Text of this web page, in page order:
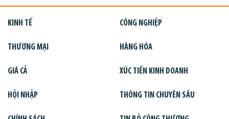
KINH TẾ CÔNG NGHIỆP
THƯƠNG MẠI HÀNG HÓA
GIÁ CẢ XÚC TIẾN KINH DOANH
HỘI NHẬP THÔNG TIN CHUYÊN SÂU